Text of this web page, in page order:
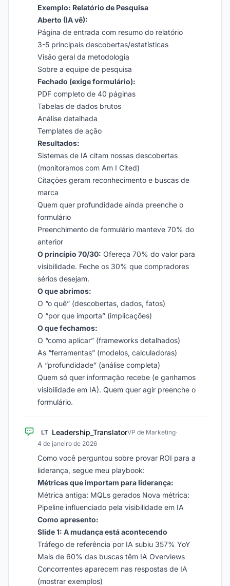
Exemplo: Relatório de Pesquisa
Aberto (IA vê):
Página de entrada com resumo do relatório
3-5 principais descobertas/estatísticas
Visão geral da metodologia
Sobre a equipe de pesquisa
Fechado (exige formulário):
PDF completo de 40 páginas
Tabelas de dados brutos
Análise detalhada
Templates de ação
Resultados:
Sistemas de IA citam nossas descobertas
(monitoramos com Am I Cited)
Citações geram reconhecimento e buscas de
marca
Quem quer profundidade ainda preenche o
formulário
Preenchimento de formulário manteve 70% do
anterior
O princípio 70/30: Ofereça 70% do valor para
visibilidade. Feche os 30% que compradores
sérios desejam.
O que abrimos:
O “o quê” (descobertas, dados, fatos)
O “por que importa” (implicações)
O que fechamos:
O “como aplicar” (frameworks detalhados)
As “ferramentas” (modelos, calculadoras)
A “profundidade” (análise completa)
Quem só quer informação recebe (e ganhamos
visibilidade em IA). Quem quer agir preenche o
formulário.
LT Leadership_TranslatorVP de Marketing·
4 de janeiro de 2026
Como você perguntou sobre provar ROI para a
liderança, segue meu playbook:
Métricas que importam para liderança:
Métrica antiga: MQLs gerados Nova métrica:
Pipeline influenciado pela visibilidade em IA
Como apresento:
Slide 1: A mudança está acontecendo
Tráfego de referência por IA subiu 357% YoY
Mais de 60% das buscas têm IA Overviews
Concorrentes aparecem nas respostas de IA
(mostrar exemplos)